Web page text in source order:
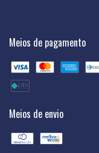
Meios de pagamento
Meios de envio